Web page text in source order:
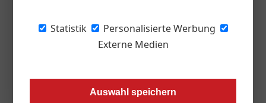
Statistik
Personalisierte Werbung
Externe Medien
Auswahl speichern
zum Treffpunkt der österreichischen Immobilienbranche. Die
Wiener Immobilien Messe (WIM) bringt Bauträger, Makler,
Finanzdienstleister, Investoren und mehr als 5.000
mehr erfahren